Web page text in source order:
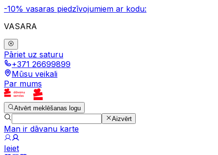
-10% vasaras piedzīvojumiem ar kodu:
VASARA
Pāriet uz saturu
+371 26699899
Mūsu veikali
Par mums
Atvērt meklēšanas logu
Aizvērt
Man ir dāvanu karte
Ieiet